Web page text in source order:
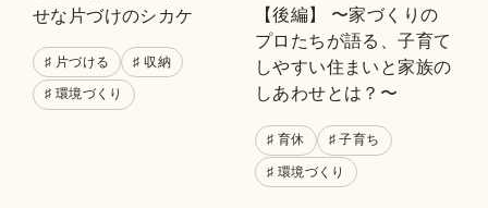
せな片づけのシカケ
♯ 片づける ♯ 収納
♯ 環境づくり
【後編】 〜家づくりの
プロたちが語る、子育て
しやすい住まいと家族の
しあわせとは？〜
♯ 育休 ♯ 子育ち
♯ 環境づくり